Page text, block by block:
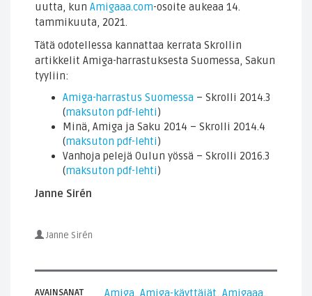
uutta, kun Amigaaa.com-osoite aukeaa 14.
tammikuuta, 2021.
Tätä odotellessa kannattaa kerrata Skrollin
artikkelit Amiga-harrastuksesta Suomessa, Sakun
tyyliin:
Amiga-harrastus Suomessa – Skrolli 2014.3
(maksuton pdf-lehti)
Minä, Amiga ja Saku 2014 – Skrolli 2014.4
(maksuton pdf-lehti)
Vanhoja pelejä Oulun yössä – Skrolli 2016.3
(maksuton pdf-lehti)
Janne Sirén
Janne Sirén
AVAINSANAT Amiga Amiga-käyttäjät Amigaaa